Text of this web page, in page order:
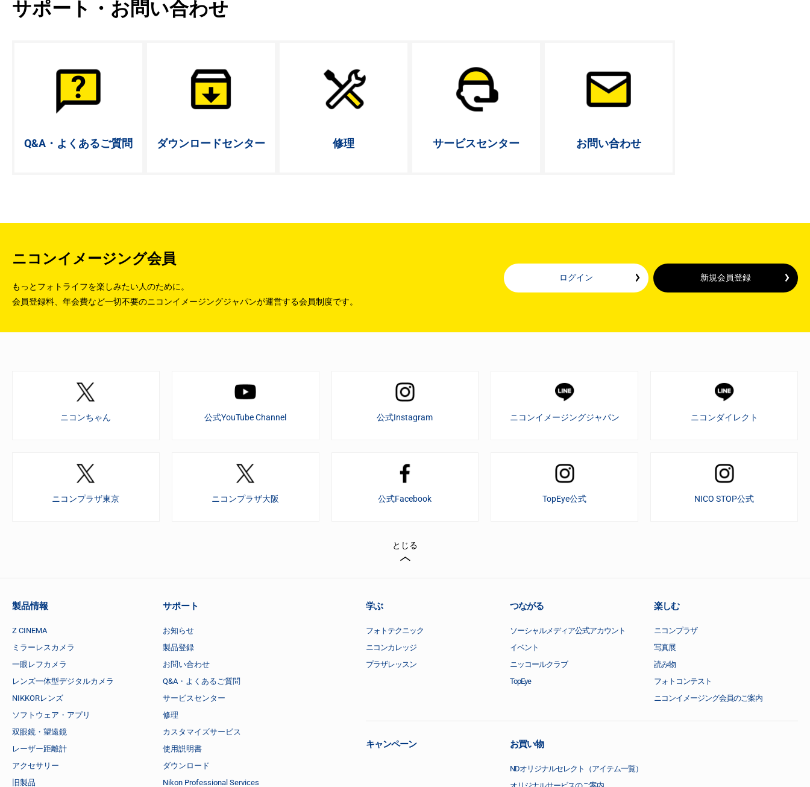
サポート・お問い合わせ
Q&A・よく あるご質問 ダウンロードセンター 修理 サービスセンター お問い合わせ
ニコンイメージング会員
もっとフォトライフを楽しみたい人のために。
会員登録料、年会費など一切不要のニコンイメージングジャパンが運営する会員制度です。
ログイン 新規会員登録
ニコンちゃん 公式YouTube Channel 公式Instagram ニコンイメージングジャパン ニコンダイレクト
ニコンプラザ東京 ニコンプラザ大阪 公式Facebook TopEye公式 NICO STOP公式
とじる
製品情報
Z CINEMA
ミラーレスカメラ
一眼レフカメラ
レンズ一体型デジタルカメラ
NIKKORレンズ
ソフトウェア・アプリ
双眼鏡・望遠鏡
レーザー距離計
アクセサリー
旧製品
サポート
お知らせ
製品登録
お問い合わせ
Q&A・よくあるご質問
サービスセンター
修理
カスタマイズサービス
使用説明書
ダウンロード
Nikon Professional Services
学ぶ
フォトテクニック
ニコンカレッジ
プラザレッスン
つながる
ソーシャルメディア公式アカウント
イベント
ニッコールクラブ
TopEye
楽しむ
ニコンプラザ
写真展
読み物
フォトコンテスト
ニコンイメージング会員のご案内
キャンペーン お買い物
NDオリジナルセレクト（アイテム一覧）